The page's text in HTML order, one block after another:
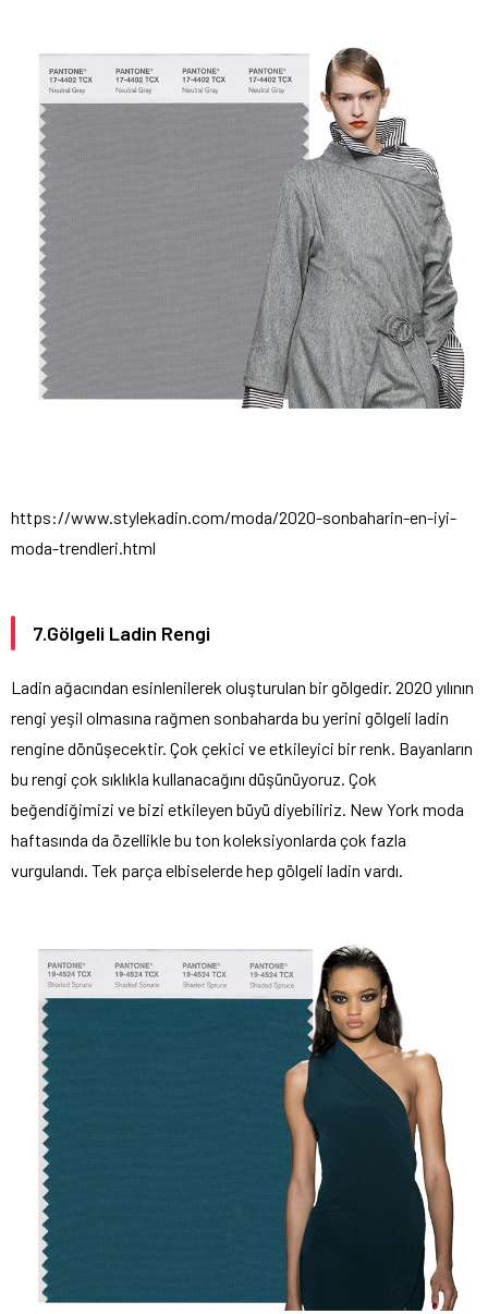
https://www.stylekadin.com/moda/2020-sonbaharin-en-iyi-
moda-trendleri.html
7.Gölgeli Ladin Rengi
Ladin ağacından esinlenilerek oluşturulan bir gölgedir. 2020 yılının
rengi yeşil olmasına rağmen sonbaharda bu yerini gölgeli ladin
rengine dönüşecektir. Çok çekici ve etkileyici bir renk. Bayanların
bu rengi çok sıklıkla kullanacağını düşünüyoruz. Çok
beğendiğimizi ve bizi etkileyen büyü diyebiliriz. New York moda
haftasında da özellikle bu ton koleksiyonlarda çok fazla
vurgulandı. Tek parça elbiselerde hep gölgeli ladin vardı.